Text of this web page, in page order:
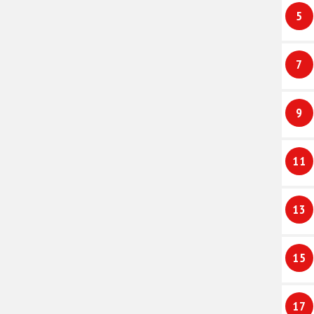
5
7
9
11
13
15
17